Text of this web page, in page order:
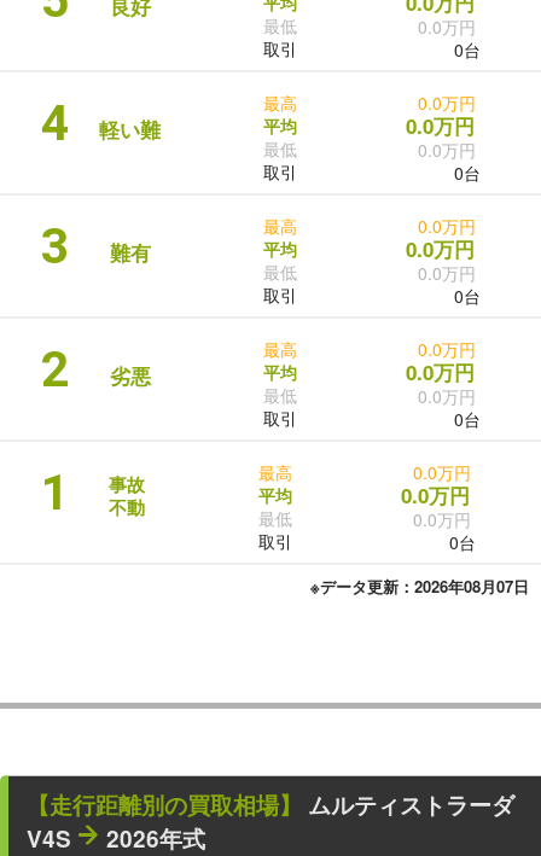
良好
最低
取引
0.0万円
0台
4 軽い難
最高
平均
最低
取引
0.0万円
0.0万円
0.0万円
0台
3 難有
最高
平均
最低
取引
0.0万円
0.0万円
0.0万円
0台
2 劣悪
最高
平均
最低
取引
0.0万円
0.0万円
0.0万円
0台
1
事故
不動
最高
平均
最低
取引
0.0万円
0.0万円
0.0万円
0台
※データ更新：2026年08月07日
【走行距離別の買取相場】
ムルティストラーダ
V4S
2026年式